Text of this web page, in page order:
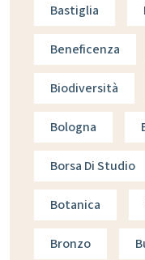
Bastiglia
Beneficenza
Biodiversità
Bologna
Borsa Di Studio
Botanica
Bronzo